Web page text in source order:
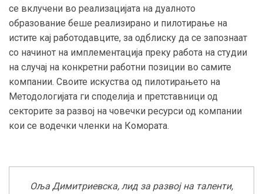
се вклучени во реализацијата на дуалното
образование беше реализирано и пилотирање на
истите кај работодавците, за одблиску да се запознаат
со начинот на имплементација преку работа на студии
на случај на конкретни работни позиции во самите
компании. Своите искуства од пилотирањето на
Методологијата ги споделија и претставници од
секторите за развој на човечки ресурси од компании
кои се водечки членки на Комората.
Оља Димитриевска, лид за развој на таленти,